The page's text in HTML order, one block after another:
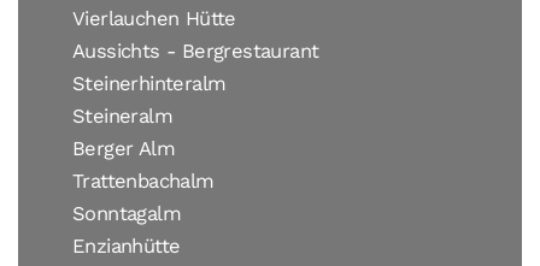
Vierlauchen Hütte
Aussichts - Bergrestaurant
Steinerhinteralm
Steineralm
Berger Alm
Trattenbachalm
Sonntagalm
Enzianhütte